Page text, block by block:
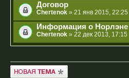
Договор
Chertenok » 21 янв 2015, 22:25
Информация о Норлэне
Chertenok » 22 дек 2013, 17:15
Новая тема